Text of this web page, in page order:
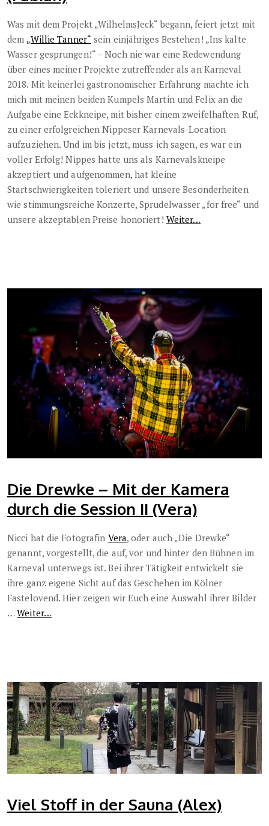
Was mit dem Projekt „WilhelmsJeck“ begann, feiert jetzt mit
dem „Willie Tanner“ sein einjähriges Bestehen! „Ins kalte
Wasser gesprungen!“ – Noch nie war eine Redewendung
über eines meiner Projekte zutreffender als an Karneval
2018. Mit keinerlei gastronomischer Erfahrung machte ich
mich mit meinen beiden Kumpels Martin und Felix an die
Aufgabe eine Eckkneipe, mit bisher einem zweifelhaften Ruf,
zu einer erfolgreichen Nippeser Karnevals-Location
aufzuziehen. Und im bis jetzt, muss ich sagen, es war ein
voller Erfolg! Nippes hatte uns als Karnevalskneipe
akzeptiert und aufgenommen, hat kleine
Startschwierigkeiten toleriert und unsere Besonderheiten
wie stimmungsreiche Konzerte, Sprudelwasser „for free“ und
unsere akzeptablen Preise honoriert! Weiter…
Die Drewke – Mit der Kamera
durch die Session II (Vera)
Nicci hat die Fotografin Vera, oder auch „Die Drewke“
genannt, vorgestellt, die auf, vor und hinter den Bühnen im
Karneval unterwegs ist. Bei ihrer Tätigkeit entwickelt sie
ihre ganz eigene Sicht auf das Geschehen im Kölner
Fastelovend. Hier zeigen wir Euch eine Auswahl ihrer Bilder
…Weiter…
Viel Stoff in der Sauna (Alex)